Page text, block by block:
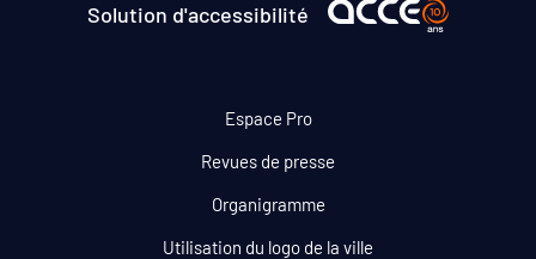
Solution d'accessibilité
Espace Pro
Revues de presse
Organigramme
Utilisation du logo de la ville